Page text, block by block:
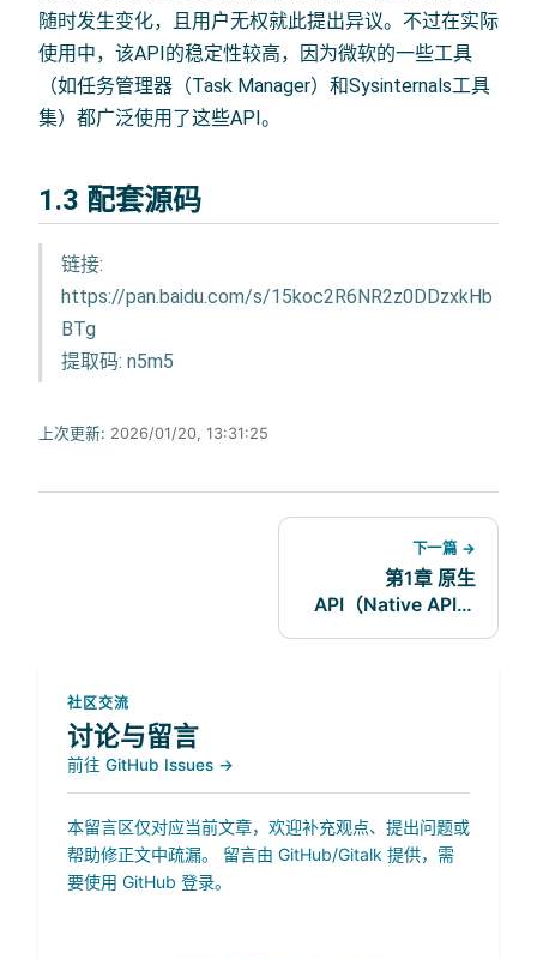
随时发生变化，且用户无权就此提出异议。不过在实际
使用中，该API的稳定性较高，因为微软的一些工具
（如任务管理器（Task Manager）和Sysinternals工具
集）都广泛使用了这些API。
1.3 配套源码
链接:
https://pan.baidu.com/s/15koc2R6NR2z0DDzxkHb
BTg
提取码: n5m5
上次更新: 2026/01/20, 13:31:25
下一篇 →
第1章 原生
API（Native API）
社区交流
讨论与留言
前往 GitHub Issues →
本留言区仅对应当前文章，欢迎补充观点、提出问题或
帮助修正文中疏漏。 留言由 GitHub/Gitalk 提供，需
要使用 GitHub 登录。